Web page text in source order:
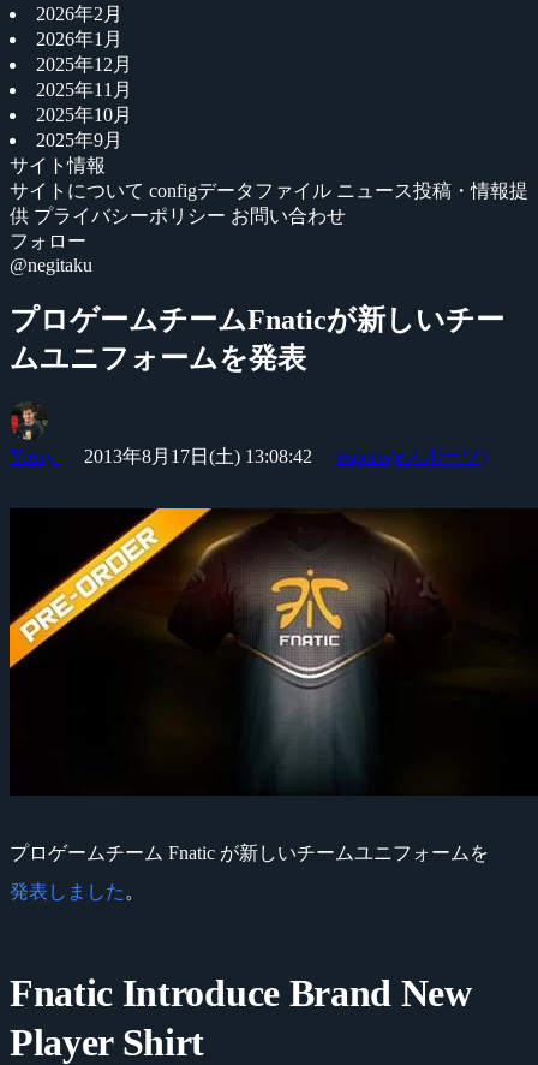
2026年2月
2026年1月
2025年12月
2025年11月
2025年10月
2025年9月
サイト情報
サイトについて configデータファイル ニュース投稿・情報提
供 プライバシーポリシー お問い合わせ
フォロー
@negitaku
プロゲームチームFnaticが新しいチー
ムユニフォームを発表
Yossy 2013年8月17日(土) 13:08:42 esports(eスポーツ)
プロゲームチーム Fnatic が新しいチームユニフォームを
発表しました 。
Fnatic Introduce Brand New
Player Shirt